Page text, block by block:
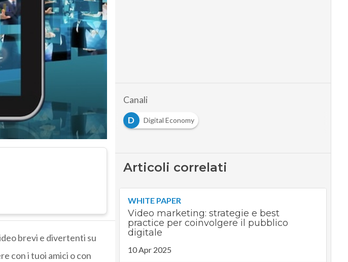
brevi e divertenti su
con i tuoi amici o con
Canali
D
Digital Economy
Articoli correlati
WHITE PAPER
Video marketing: strategie e best
practice per coinvolgere il pubblico
digitale
10 Apr 2025